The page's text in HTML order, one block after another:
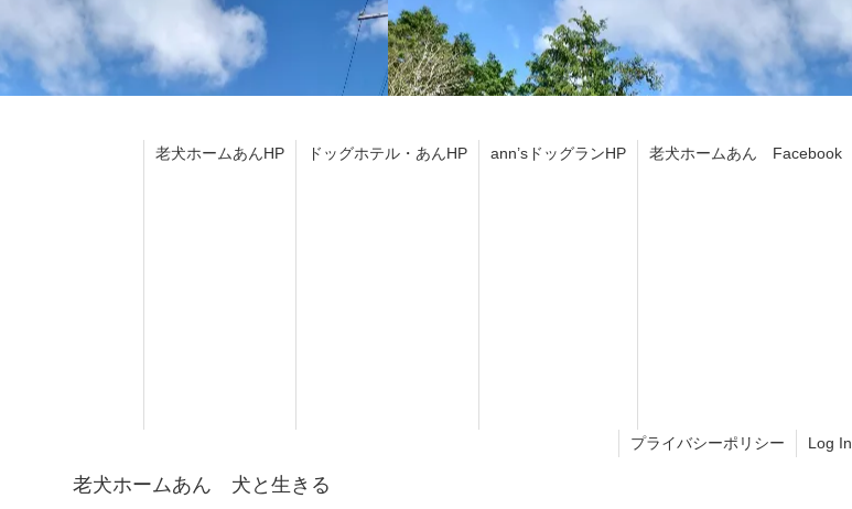
老犬ホームあん 犬と生きる
老犬ホームあんHP ドッグホテル・あんHP ann’sドッグランHP 老犬ホームあん Facebook
プライバシーポリシー Log In